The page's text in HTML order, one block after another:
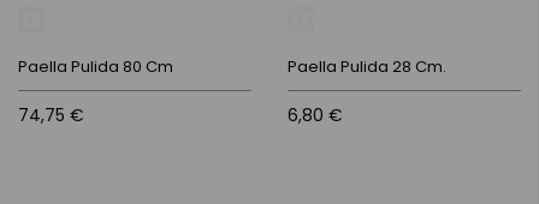
Paella Pulida 80 Cm
74,75 €
Paella Pulida 28 Cm.
6,80 €